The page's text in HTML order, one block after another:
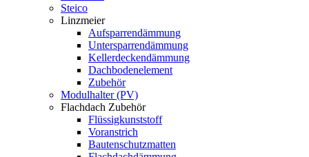
Steico
Linzmeier
Aufsparrendämmung
Untersparrendämmung
Kellerdeckendämmung
Dachbodenelement
Zubehör
Modulhalter (PV)
Flachdach Zubehör
Flüssigkunststoff
Voranstrich
Bautenschutzmatten